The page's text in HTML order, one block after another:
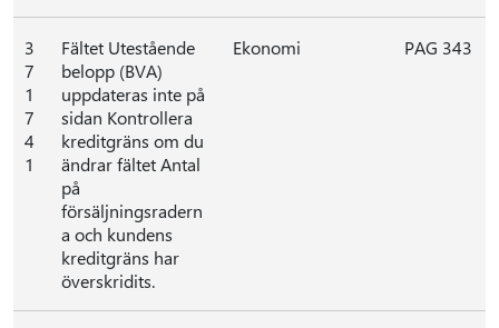
3
7
1
7
4
1
Fältet Utestående
belopp (BVA)
uppdateras inte på
sidan Kontrollera
kreditgräns om du
ändrar fältet Antal
på
försäljningsradern
a och kundens
kreditgräns har
överskridits.
Ekonomi PAG 343